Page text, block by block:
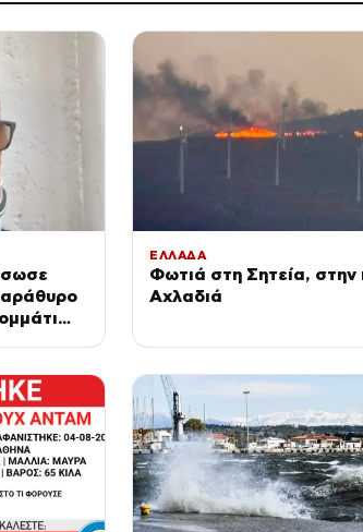
ΕΛΛΑΔΑ
Φωτιά στη Σητεία, στην
Αχλαδιά